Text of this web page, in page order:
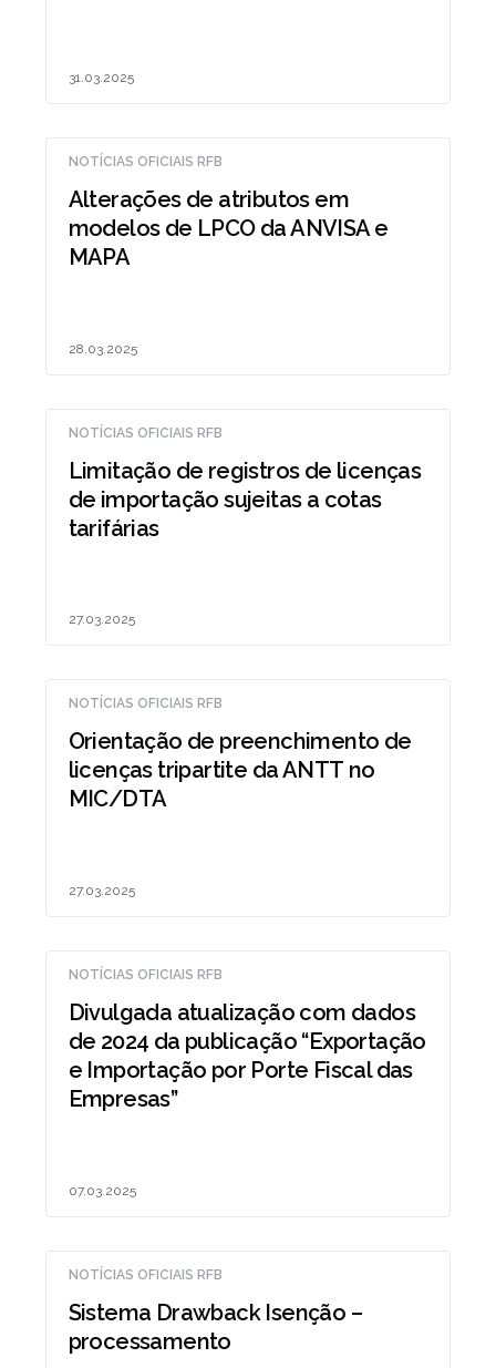
31.03.2025
NOTÍCIAS OFICIAIS RFB
Alterações de atributos em
modelos de LPCO da ANVISA e
MAPA
28.03.2025
NOTÍCIAS OFICIAIS RFB
Limitação de registros de licenças
de importação sujeitas a cotas
tarifárias
27.03.2025
NOTÍCIAS OFICIAIS RFB
Orientação de preenchimento de
licenças tripartite da ANTT no
MIC/DTA
27.03.2025
NOTÍCIAS OFICIAIS RFB
Divulgada atualização com dados
de 2024 da publicação “Exportação
e Importação por Porte Fiscal das
Empresas”
07.03.2025
NOTÍCIAS OFICIAIS RFB
Sistema Drawback Isenção –
processamento